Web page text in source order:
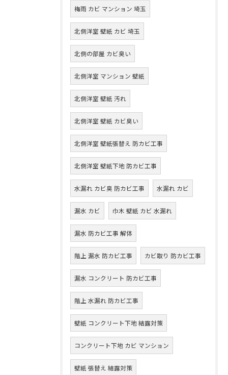
梅雨 カビ マンション 埼玉
北側洋室 壁紙 カビ 埼玉
北側の部屋 カビ臭い
北側洋室 マンション 壁紙
北側洋室 壁紙 汚れ
北側洋室 壁紙 カビ臭い
北側洋室 壁紙張替え 防カビ工事
北側洋室 壁紙下地 防カビ工事
水漏れ カビ臭 防カビ工事 水漏れ カビ
漏水 カビ 巾木 壁紙 カビ 水漏れ
漏水 防カビ工事 解体
階上 漏水 防カビ工事 カビ取り 防カビ工事
漏水 コンクリート 防カビ工事
階上 水漏れ 防カビ工事
壁紙 コンクリート下地 結露対策
コンクリート下地 カビ マンション
壁紙 張替え 結露対策